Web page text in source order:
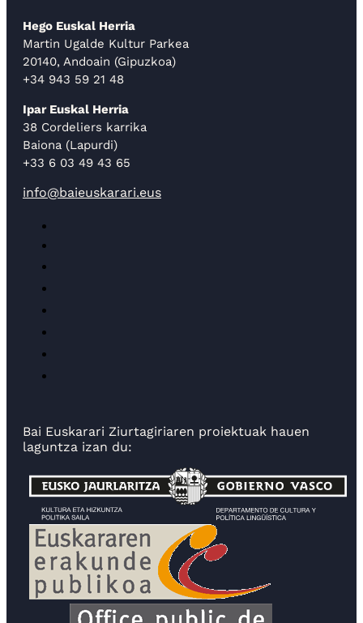
Hego Euskal Herria
Martin Ugalde Kultur Parkea
20140, Andoain (Gipuzkoa)
+34 943 59 21 48
Ipar Euskal Herria
38 Cordeliers karrika
Baiona (Lapurdi)
+33 6 03 49 43 65
info@baieuskarari.eus
Bai Euskarari Ziurtagiriaren proiektuak hauen
laguntza izan du: